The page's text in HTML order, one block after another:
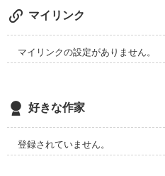
仲良い友達。
そんな君とのカンケイが変わっ
マイリンク
マイリンクの設定がありません。
好きな作家
登録されていません。